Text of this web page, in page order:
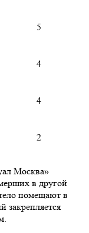
5
4
4
2
Москва»
в другой
помещают в
закрепляется